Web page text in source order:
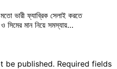
মতো ভারী ফ্যাব্রিক সেলাই করতে
সিমের মান নিয়ে সমস্যায়…
be published. Required fields